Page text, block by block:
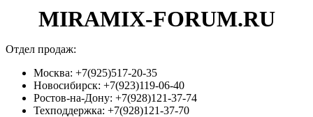
MIRAMIX-FORUM.RU
Отдел продаж:
Москва: +7(925)517-20-35
Новосибирск: +7(923)119-06-40
Ростов-на-Дону: +7(928)121-37-74
Техподдержка: +7(928)121-37-70